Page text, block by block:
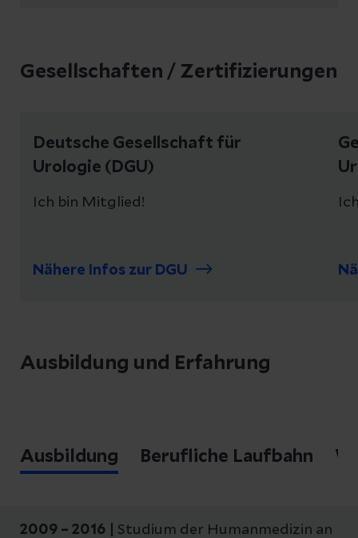
Gesellschaften / Zertifizierungen
Deutsche Gesellschaft für
Urologie (DGU)
Ich bin Mitglied!
Nähere Infos zur DGU
Ausbildung und Erfahrung
Ausbildung Berufliche Laufbahn
2009 – 2016 |
Studium der Humanmedizin an